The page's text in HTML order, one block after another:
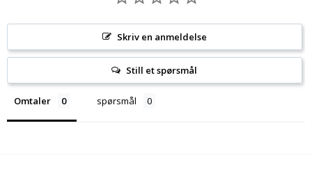
Skriv en anmeldelse
Still et spørsmål
Omtaler spørsmål